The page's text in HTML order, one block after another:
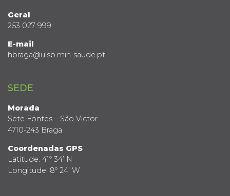
Geral
253 027 999
E-mail
hbraga@ulsb.min-saude.pt
SEDE
Morada
Sete Fontes – São Victor
4710-243 Braga
Coordenadas GPS
Latitude: 41º 34’ N
Longitude: 8º 24’ W